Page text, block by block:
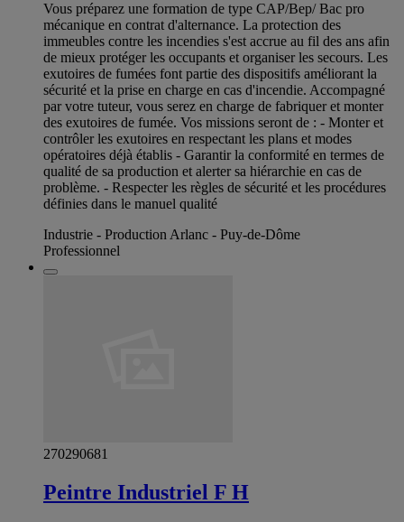
Vous préparez une formation de type CAP/Bep/ Bac pro
mécanique en contrat d'alternance. La protection des
immeubles contre les incendies s'est accrue au fil des ans afin
de mieux protéger les occupants et organiser les secours. Les
exutoires de fumées font partie des dispositifs améliorant la
sécurité et la prise en charge en cas d'incendie. Accompagné
par votre tuteur, vous serez en charge de fabriquer et monter
des exutoires de fumée. Vos missions seront de : - Monter et
contrôler les exutoires en respectant les plans et modes
opératoires déjà établis - Garantir la conformité en termes de
qualité de sa production et alerter sa hiérarchie en cas de
problème. - Respecter les règles de sécurité et les procédures
définies dans le manuel qualité
Industrie - Production Arlanc - Puy-de-Dôme
Professionnel
270290681
Peintre Industriel F H